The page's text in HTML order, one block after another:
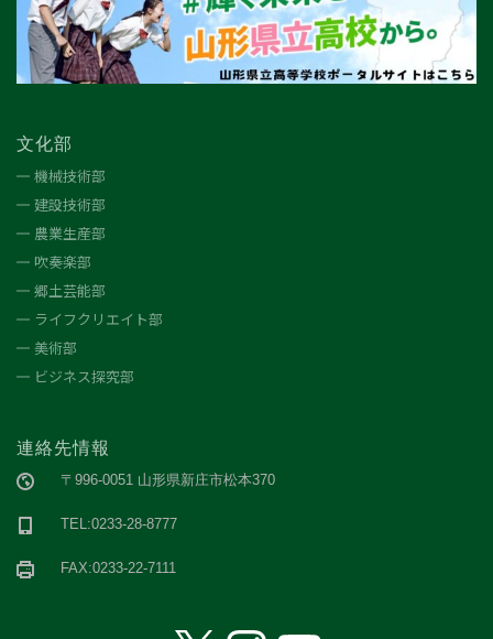
文化部
機械技術部
建設技術部
農業生産部
吹奏楽部
郷土芸能部
ライフクリエイト部
美術部
ビジネス探究部
連絡先情報
〒996-0051 山形県新庄市松本370
TEL:0233-28-8777
FAX:0233-22-7111